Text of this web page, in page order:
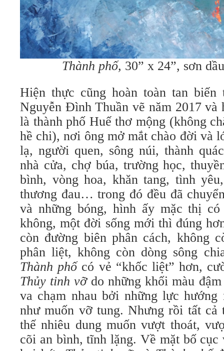
Thành phố, 30” x 24”, sơn
Hiện thực cũng hoàn toàn tan
Nguyễn Đình Thuần vẽ năm 2017 và
là thành phố Huế thơ mộng (không
hề chi), nơi ông mở mắt chào đời và
lạ, người quen, sông núi, thành
nhà cửa, chợ búa, trường học,
bình, vòng hoa, khăn tang, tình
thương đau… trong đó đều đã
và những bóng, hình ấy mặc thị
không, một đời sống mới thì đúng
còn đường biên phân cách, không
phân liệt, không còn dòng sông
Thành phốcó vẻ “khốc liệt” hơn,
Thủy tinh vỡ do những khối màu
va chạm nhau bởi những lực hướng
như muốn vỡ tung. Nhưng rồi tất cả
thế nhiêu dung muốn vượt thoát,
cõi an bình, tĩnh lặng. Về mặt bố cục